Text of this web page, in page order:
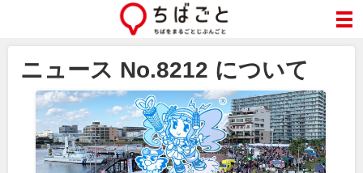
ニュース No.8212 について